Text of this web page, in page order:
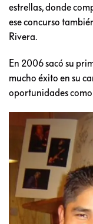
estrellas, donde
ese concurso
Rivera.
En 2006 sacó su
mucho éxito en su
oportunidades